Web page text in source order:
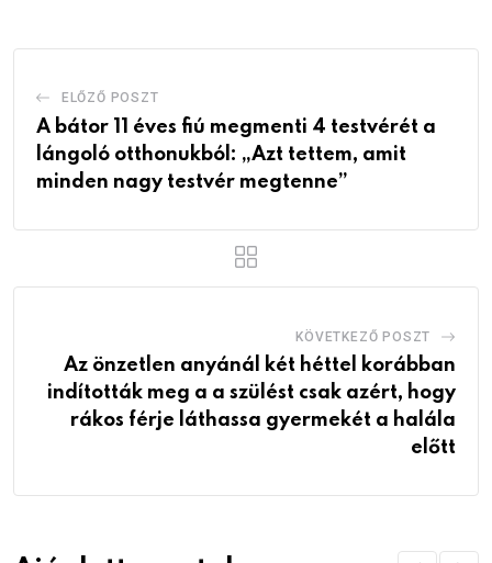
ELŐZŐ POSZT
A bátor 11 éves fiú megmenti 4 testvérét a
lángoló otthonukból: „Azt tettem, amit
minden nagy testvér megtenne”
KÖVETKEZŐ POSZT
Az önzetlen anyánál két héttel korábban
indították meg a a szülést csak azért, hogy
rákos férje láthassa gyermekét a halála
előtt